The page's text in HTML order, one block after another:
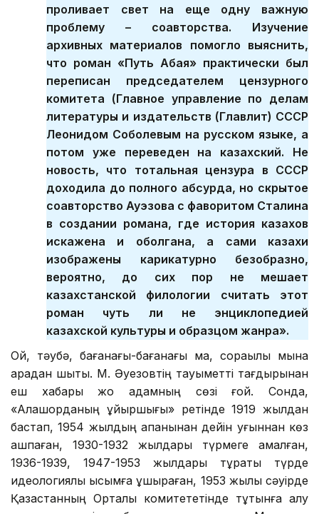
проливает свет на еще одну важную
проблему – соавторства. Изучение
архивных материалов помогло выяснить,
что роман «Путь Абая» практически был
переписан председателем цензурного
комитета (Главное управление по делам
литературы и издательств (Главлит) СССР
Леонидом Соболевым на русском языке, а
потом уже переведен на казахский. Не
новость, что тотальная цензура в СССР
доходила до полного абсурда, но скрытое
соавторство Ауэзова с фаворитом Сталина
в создании романа, где история казахов
искажена и оболгана, а сами казахи
изображены карикатурно безобразно,
вероятно, до сих пор не мешает
казахстанской филологии считать этот
роман чуть ли не энциклопедией
казахской культуры и образцом жанра».
Ой, тәубә, бағанағы-бағанағы ма, сорақылық мына
арадан шықты. М. Әуезовтің тауқыметті тағдырынан
еш хабары жоқ адамның сөзі ғой. Сонда,
«Алашорданың құйыршығы» ретінде 1919 жылдан
бастап, 1954 жылдың ақпанынан дейін қуғыннан көз
ашпаған, 1930-1932 жылдары түрмеге қамалған,
1936-1939, 1947-1953 жылдары тұрақты түрде
идеологиялық қысымға ұшыраған, 1953 жылы сәуірде
Қазақстанның Орталық комитететінде тұтқынға алу